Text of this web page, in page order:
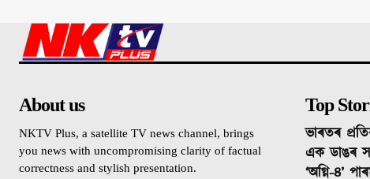
About us
NKTV Plus, a satellite TV news channel, brings
you news with uncompromising clarity of factual
correctness and stylish presentation.
Top
ভাৰতৰ
এক ডাঙৰ
‘অগ্নি-৪’